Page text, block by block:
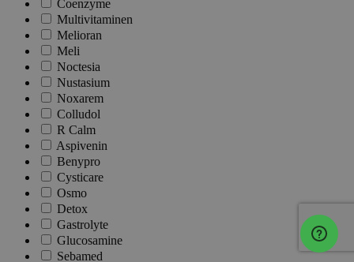
Coenzyme
Multivitaminen
Melioran
Meli
Noctesia
Nustasium
Noxarem
Colludol
R Calm
Aspivenin
Benypro
Cysticare
Osmo
Detox
Gastrolyte
Glucosamine
Sebamed